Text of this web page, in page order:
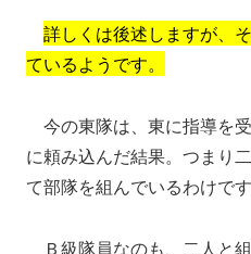
詳しくは後述しますが、
ているようです。
今の東隊は、東に指導を
に頼み込んだ結果。つまり
て部隊を組んでいるわけです
Ｂ級隊員なのも、二人と